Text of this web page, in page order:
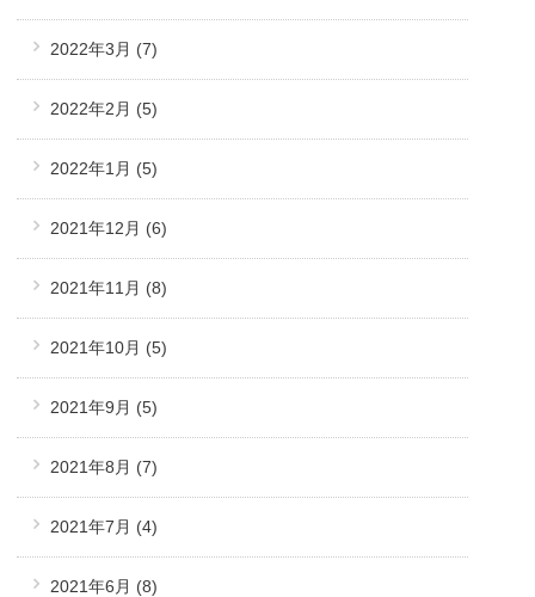
2022年3月 (7)
2022年2月 (5)
2022年1月 (5)
2021年12月 (6)
2021年11月 (8)
2021年10月 (5)
2021年9月 (5)
2021年8月 (7)
2021年7月 (4)
2021年6月 (8)